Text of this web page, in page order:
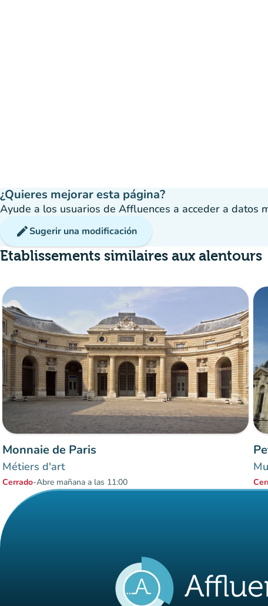
¿Quieres mejorar esta página?
Ayude a los usuarios de Affluences a acceder a datos
editSugerir una modificación
Etablissements similaires aux alentours
Monnaie de Paris
Métiers d'art
Cerrado-Abre mañana a las 11:00
Elementos 1 a 2 sobre 2